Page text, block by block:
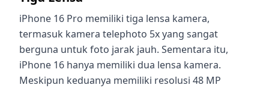
iPhone 16 Pro memiliki tiga lensa kamera,
termasuk kamera telephoto 5x yang sangat
berguna untuk foto jarak jauh. Sementara itu,
iPhone 16 hanya memiliki dua lensa kamera.
Meskipun keduanya memiliki resolusi 48 MP